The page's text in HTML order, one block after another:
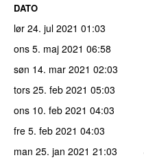
DATO
lør 24. jul 2021 01:03
ons 5. maj 2021 06:58
søn 14. mar 2021 02:03
tors 25. feb 2021 05:03
ons 10. feb 2021 04:03
fre 5. feb 2021 04:03
man 25. jan 2021 21:03